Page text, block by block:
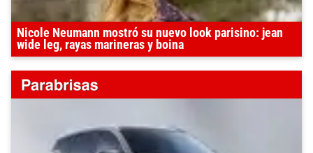
Nicole Neumann mostró su nuevo look parisino: jean
wide leg, rayas marineras y boina